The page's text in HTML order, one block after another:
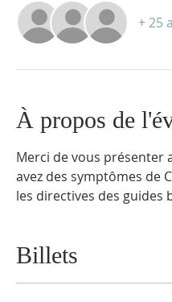
+ 25
À propos de
Merci de vous présenter
avez des symptômes de
les directives des guides
Billets